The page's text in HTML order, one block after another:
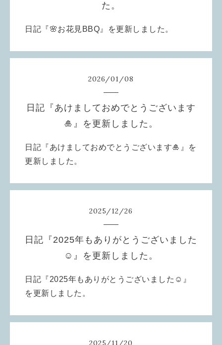
た。
日記『🌸お花見BBQ』を更新しました。
2026/01/08
日記『あけましておめでとうございます
🎍』を更新しました。
日記『あけましておめでとうございます🎍』を
更新しました。
2025/12/26
日記『2025年もありがとうございました
☺️』を更新しました。
日記『2025年もありがとうございました☺️』
を更新しました。
2025/11/20